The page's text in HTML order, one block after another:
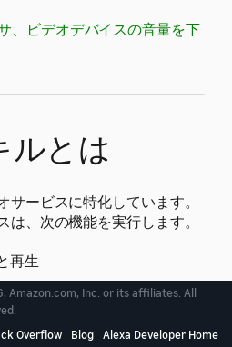
、ビデオデバイスの音量を下
ルとは
サービスに特化しています。
は、次の機能を実行します。
再生
どの再生コントロール
Amazon.com, Inc. or its affiliates. All
Overflow Blog Alexa Developer Home